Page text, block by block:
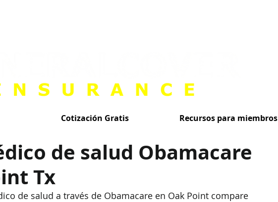
Cotización Gratis Recursos para miembros
de salud Obamacare
Tx
de salud a través de Obamacare en Oak Point compare